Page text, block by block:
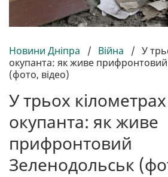
Новини Дніпра / Війна / У
окупанта: як живе
(фото, відео)
У трьох кілометрах
окупанта: як живе
прифронтовий
Зеленодольськ